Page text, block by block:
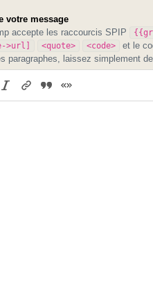
votre message
accepte les raccourcis SPIP
>url]
<quote> <code> et le
paragraphes, laissez simplement